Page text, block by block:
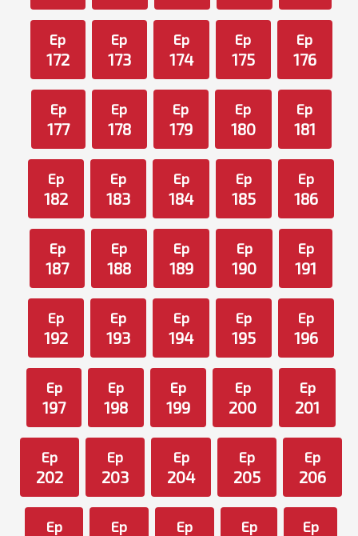
Ep
172
Ep
173
Ep
174
Ep
175
Ep
176
Ep
177
Ep
178
Ep
179
Ep
180
Ep
181
Ep
182
Ep
183
Ep
184
Ep
185
Ep
186
Ep
187
Ep
188
Ep
189
Ep
190
Ep
191
Ep
192
Ep
193
Ep
194
Ep
195
Ep
196
Ep
197
Ep
198
Ep
199
Ep
200
Ep
201
Ep
202
Ep
203
Ep
204
Ep
205
Ep
206
Ep Ep Ep Ep Ep